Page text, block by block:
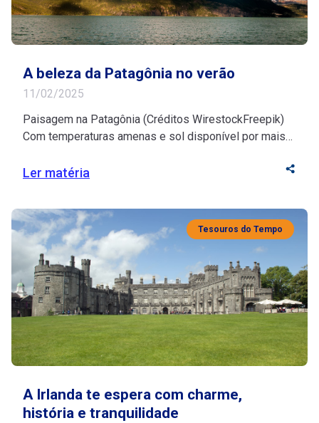
A beleza da Patagônia no verão
11/02/2025
Paisagem na Patagônia (Créditos WirestockFreepik)
Com temperaturas amenas e sol disponível por mais
lagoas cristalinas A Patagônia fica na região
umidade. Porém, muitas pessoas ainda não conhecem
[…]
Ler matéria
Tesouros do Tempo
A Irlanda te espera com charme,
história e tranquilidade